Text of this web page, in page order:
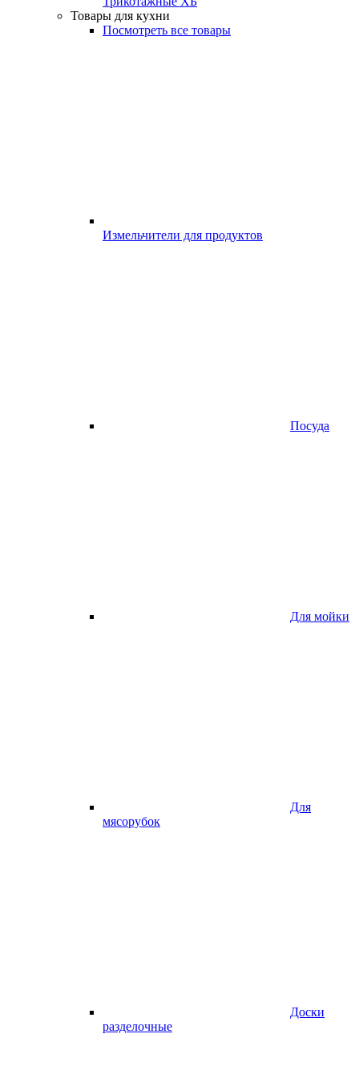
Товары для кухни
Посмотреть все товары
Измельчители для продуктов
Посуда
Для мойки
Для
мясорубок
Доски
разделочные